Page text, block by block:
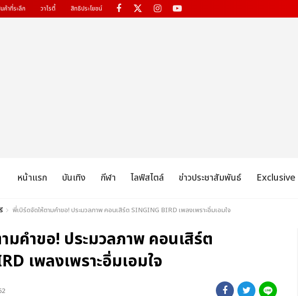
ค้าที่ระลึก วาไรตี้ สิทธิประโยชน์
หน้าแรก บันเทิง กีฬา ไลฟ์สไตล์ ข่าวประชาสัมพันธ์ Exclusive
พี่เบิร์ดจัดให้ตามคำขอ! ประมวลภาพ คอนเสิร์ต SINGING BIRD เพลงเพราะอิ่มเอมใจ
มคำขอ! ประมวลภาพ คอนเสิร์ต
เพลงเพราะอิ่มเอมใจ